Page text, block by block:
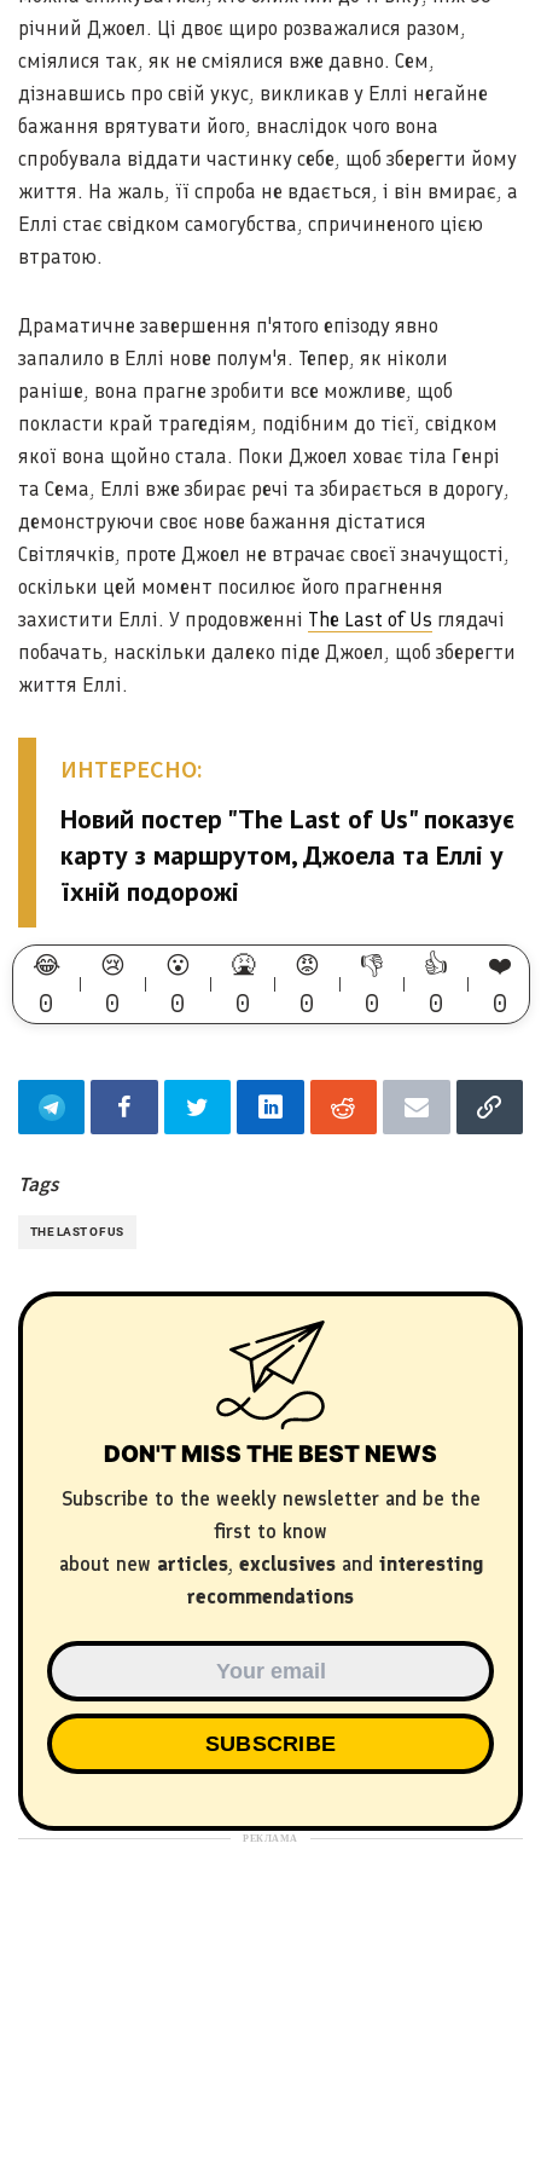
річний Джоел. Ці двоє щиро розважалися разом,
сміялися так, як не сміялися вже давно. Сем,
дізнавшись про свій укус, викликав у Еллі негайне
бажання врятувати його, внаслідок чого вона
спробувала віддати частинку себе, щоб зберегти йому
життя. На жаль, її спроба не вдається, і він вмирає, а
Еллі стає свідком самогубства, спричиненого цією
втратою.
Драматичне завершення п'ятого епізоду явно
запалило в Еллі нове полум'я. Тепер, як ніколи
раніше, вона прагне зробити все можливе, щоб
покласти край трагедіям, подібним до тієї, свідком
якої вона щойно стала. Поки Джоел ховає тіла Генрі
та Сема, Еллі вже збирає речі та збирається в дорогу,
демонструючи своє нове бажання дістатися
Світлячків, проте Джоел не втрачає своєї значущості,
оскільки цей момент посилює його прагнення
захистити Еллі. У продовженні The Last of Us глядачі
побачать, наскільки далеко піде Джоел, щоб зберегти
життя Еллі.
ИНТЕРЕСНО:
Новий постер "The Last of Us" показує
карту з маршрутом, Джоела та Еллі у
їхній подорожі
😂
0
😢
0
😮
0
🤮
0
😡
0
👎
0
👍
0
❤️
0
Tags
THE LAST OF US
DON'T MISS THE BEST NEWS
Subscribe to the weekly newsletter and be the
first to know
about new articles, exclusivesand interesting
recommendations
РЕКЛАМА